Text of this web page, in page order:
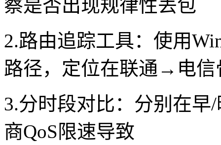
察是否出现规律性丢包
2.路由追踪工具：使用
路径，定位在联通→电信
3.分时段对比：分别在
商QoS限速导致